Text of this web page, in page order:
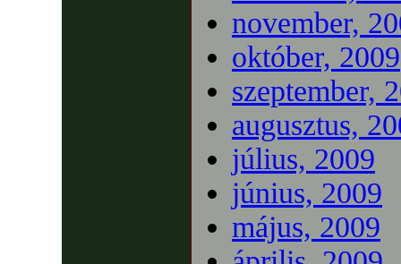
november,
október, 2009
szeptember,
augusztus,
július, 2009
június, 2009
május, 2009